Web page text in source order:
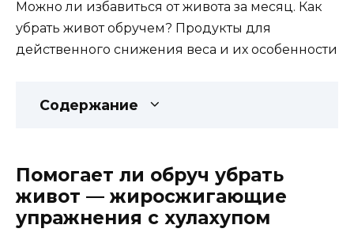
Можно ли избавиться от живота за месяц. Как
убрать живот обручем? Продукты для
действенного снижения веса и их особенности
Содержание
Помогает ли обруч убрать
живот — жиросжигающие
упражнения с хулахупом